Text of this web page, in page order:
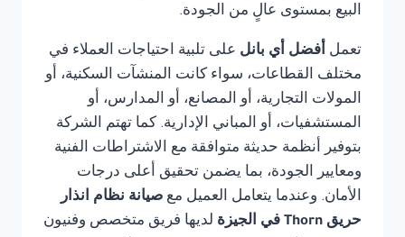
البيع بمستوى عالٍ من الجودة.
تعمل أفضل أي بانل على تلبية احتياجات العملاء في
مختلف القطاعات، سواء كانت المنشآت السكنية، أو
المولات التجارية، أو المصانع، أو المدارس، أو
المستشفيات، أو المباني الإدارية. كما تهتم الشركة
بتوفير أنظمة حديثة متوافقة مع الاشتراطات الفنية
ومعايير الجودة، بما يضمن تحقيق أعلى درجات
الأمان. وعندما يتعامل العميل مع صيانة نظام انذار
حريق Thorn في الجيزة
لديها فريق متخصص وفنيون